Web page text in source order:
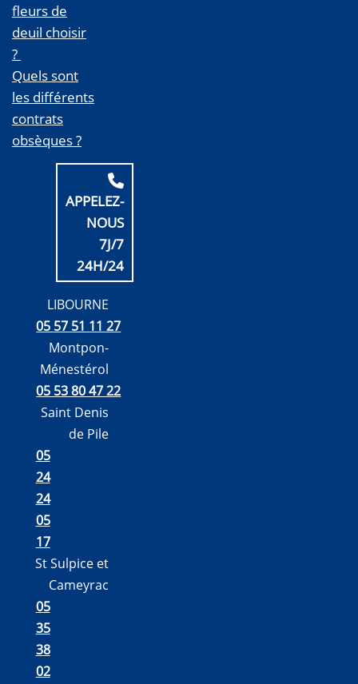
fleurs de
deuil choisir
?
Quels sont
les différents
contrats
obsèques ?
APPELEZ-
NOUS
7J/7
24H/24
LIBOURNE
05 57 51 11 27
Montpon-
Ménestérol
05 53 80 47 22
Saint Denis
de Pile
05
24
24
05
17
St Sulpice et
Cameyrac
05
35
38
02